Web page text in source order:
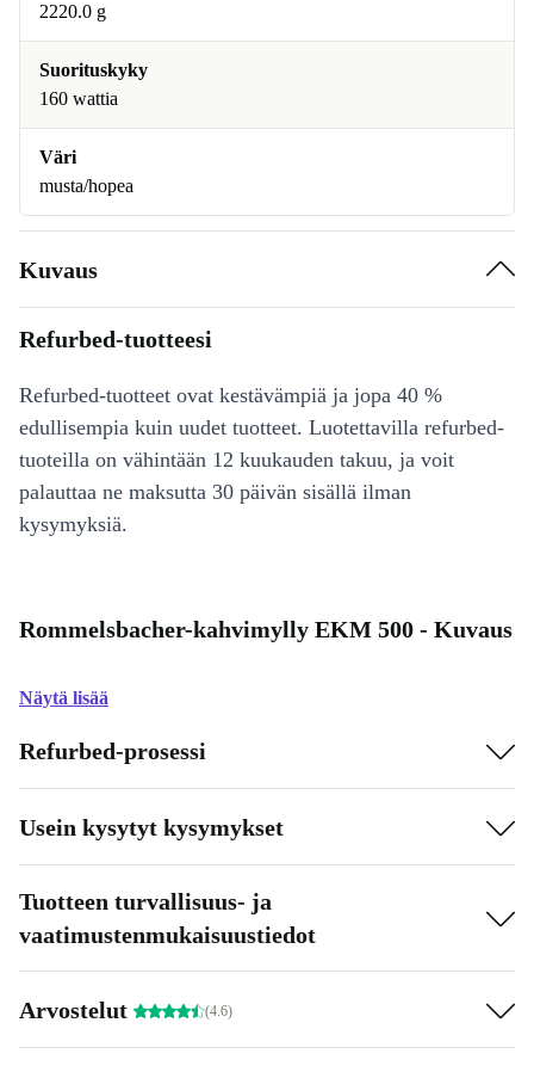
2220.0 g
Suorituskyky
160 wattia
Väri
musta/hopea
Kuvaus
Refurbed-tuotteesi
Refurbed-tuotteet ovat kestävämpiä ja jopa 40 %
edullisempia kuin uudet tuotteet. Luotettavilla refurbed-
tuoteilla on vähintään 12 kuukauden takuu, ja voit
palauttaa ne maksutta 30 päivän sisällä ilman
kysymyksiä.
Rommelsbacher-kahvimylly EKM 500 - Kuvaus
Näytä lisää
Refurbed-prosessi
Usein kysytyt kysymykset
Tuotteen turvallisuus- ja
vaatimustenmukaisuustiedot
Arvostelut (4.6)